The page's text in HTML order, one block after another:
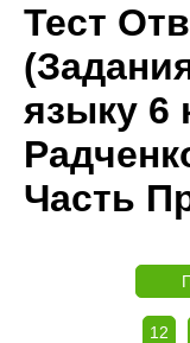
Тест
языку 6
Часть
12